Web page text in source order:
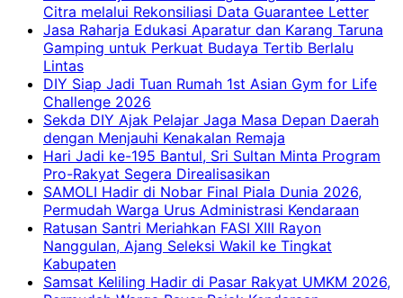
Citra melalui Rekonsiliasi Data Guarantee Letter
Jasa Raharja Edukasi Aparatur dan Karang Taruna
Gamping untuk Perkuat Budaya Tertib Berlalu
Lintas
DIY Siap Jadi Tuan Rumah 1st Asian Gym for Life
Challenge 2026
Sekda DIY Ajak Pelajar Jaga Masa Depan Daerah
dengan Menjauhi Kenakalan Remaja
Hari Jadi ke-195 Bantul, Sri Sultan Minta Program
Pro-Rakyat Segera Direalisasikan
SAMOLI Hadir di Nobar Final Piala Dunia 2026,
Permudah Warga Urus Administrasi Kendaraan
Ratusan Santri Meriahkan FASI XIII Rayon
Nanggulan, Ajang Seleksi Wakil ke Tingkat
Kabupaten
Samsat Keliling Hadir di Pasar Rakyat UMKM 2026,